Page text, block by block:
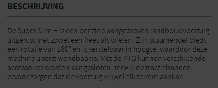
BESCHRIJVING
De Super Slim H is een benzine aangedreven landbouwvoertuig
uitgerust met zowel een frees als wielen. Zijn stuurhendel biedt
een rotatie van 180° en is verstelbaar in hoogte, waardoor deze
machine uiterst wendbaar is. Met de PTO kunnen verschillende
accessoires worden aangesloten, terwijl de tractiebanden
ervoor zorgen dat dit voertuig vrijwel elk terrein aankan.